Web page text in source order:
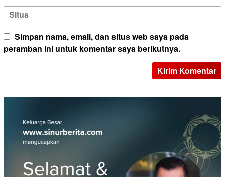
Simpan nama, email, dan situs web saya pada
peramban ini untuk komentar saya berikutnya.